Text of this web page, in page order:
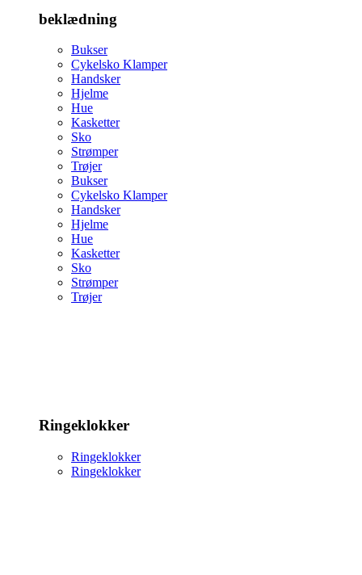
beklædning
Bukser
Cykelsko Klamper
Handsker
Hjelme
Hue
Kasketter
Sko
Strømper
Trøjer
Bukser
Cykelsko Klamper
Handsker
Hjelme
Hue
Kasketter
Sko
Strømper
Trøjer
Ringeklokker
Ringeklokker
Ringeklokker